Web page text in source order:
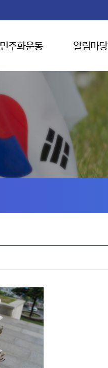
민주화운동 알림마당